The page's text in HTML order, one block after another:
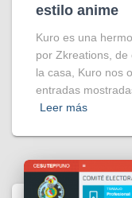
estilo anime
Kuro es una
por Zkreations, de
la casa, Kuro nos
entradas
Leer más